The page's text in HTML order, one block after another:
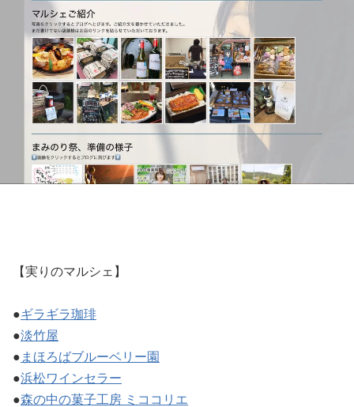
【実りのマルシェ】
●ギラギラ珈琲
●淡竹屋
● まほろばブルーベリー園
●浜松ワインセラー
●森の中の菓子工房 ミココリエ